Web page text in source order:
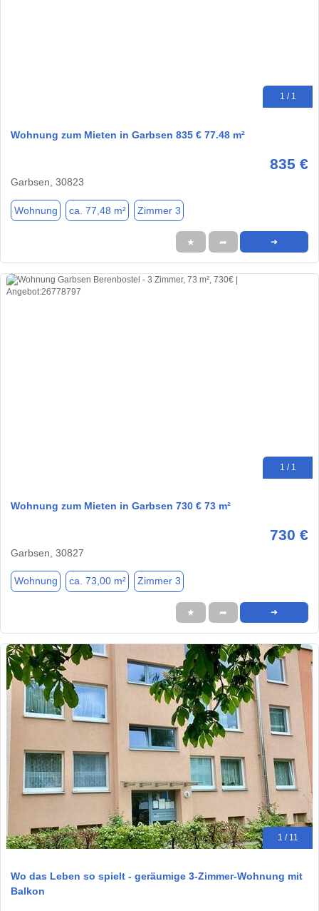
1 / 1
Wohnung zum Mieten in Garbsen 835 € 77.48 m²
835 €
Garbsen, 30823
Wohnung ca. 77,48 m² Zimmer 3
★ ➦ ➜
1 / 1
Wohnung zum Mieten in Garbsen 730 € 73 m²
730 €
Garbsen, 30827
Wohnung ca. 73,00 m² Zimmer 3
★ ➦ ➜
1 / 11
Wo das Leben so spielt - geräumige 3-Zimmer-Wohnung mit
Balkon